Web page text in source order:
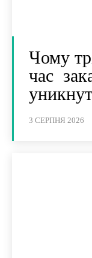
Чому
час
3 СЕРПНЯ 2026